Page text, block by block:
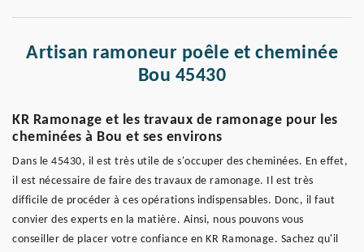
Artisan ramoneur poêle et cheminée
Bou 45430
KR Ramonage et les travaux de ramonage pour les
cheminées à Bou et ses environs
Dans le 45430, il est très utile de s'occuper des cheminées. En effet,
il est nécessaire de faire des travaux de ramonage. Il est très
difficile de procéder à ces opérations indispensables. Donc, il faut
convier des experts en la matière. Ainsi, nous pouvons vous
conseiller de placer votre confiance en KR Ramonage. Sachez qu'il